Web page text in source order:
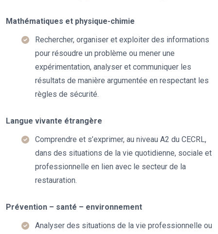
Mathématiques et physique-chimie
Rechercher, organiser et exploiter des informations
pour résoudre un problème ou mener une
expérimentation, analyser et communiquer les
résultats de manière argumentée en respectant les
règles de sécurité.
Langue vivante étrangère
Comprendre et s’exprimer, au niveau A2 du CECRL,
dans des situations de la vie quotidienne, sociale et
professionnelle en lien avec le secteur de la
restauration.
Prévention – santé – environnement
Analyser des situations de la vie professionnelle ou